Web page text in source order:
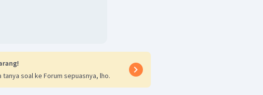
tanya soal ke Forum sepuasnya, lho.